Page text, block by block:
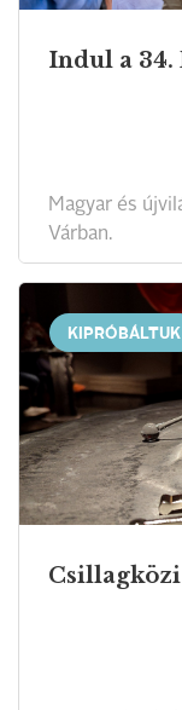
Indul a 34.
Magyar és
Várban.
KIPRÓBÁLTUK
Csillagközi